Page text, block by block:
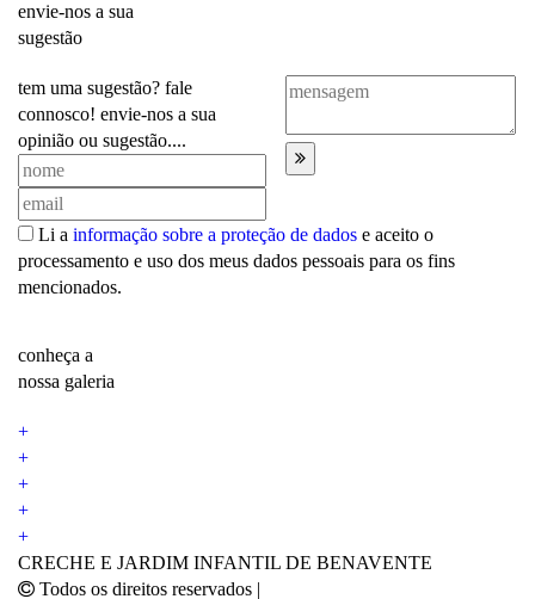
envie-nos a sua
sugestão
tem uma sugestão? fale
connosco! envie-nos a sua
opinião ou sugestão....
Li a informação sobre a proteção de dados e aceito o
processamento e uso dos meus dados pessoais para os fins
mencionados.
conheça a
nossa galeria
+
+
+
+
+
CRECHE E JARDIM INFANTIL DE BENAVENTE
Todos os direitos reservados |